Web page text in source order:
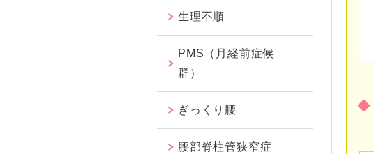
生理不順
PMS（月経前症候
群）
ぎっくり腰
腰部脊柱管狭窄症